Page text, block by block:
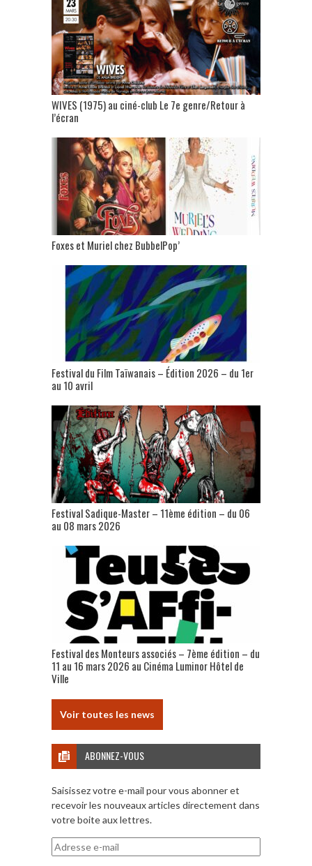
WIVES (1975) au ciné-club Le 7e genre/Retour à
l’écran
Foxes et Muriel chez BubbelPop’
Festival du Film Taïwanais – Édition 2026 – du 1er
au 10 avril
Festival Sadique-Master – 11ème édition – du 06
au 08 mars 2026
Festival des Monteurs associés – 7ème édition – du
11 au 16 mars 2026 au Cinéma Luminor Hôtel de
Ville
Voir toutes les news
ABONNEZ-VOUS
Saisissez votre e-mail pour vous abonner et
recevoir les nouveaux articles directement dans
votre boite aux lettres.
Adresse
e-